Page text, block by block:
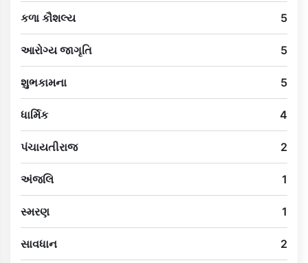
કળા કૌશલ્ય 5
આરોગ્ય જાગૃતિ 5
શુભકામના 5
ધાર્મિક 4
પંચાયતીરાજ 2
અંજલિ 1
સ્મરણ 1
સાવધાન 2